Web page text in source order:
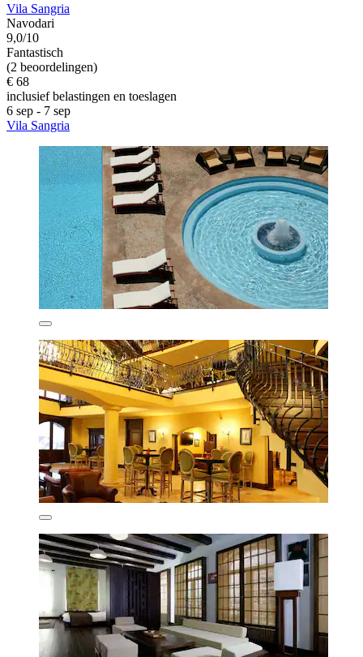
Vila Sangria
Navodari
9,0/10
Fantastisch
(2 beoordelingen)
€ 68
inclusief belastingen en toeslagen
6 sep - 7 sep
Vila Sangria